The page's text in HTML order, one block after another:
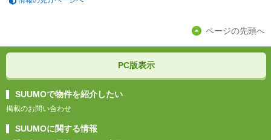
ページの先頭へ
PC版表示
SUUMOで物件を紹介したい
掲載のお問い合わせ
SUUMOに関する情報